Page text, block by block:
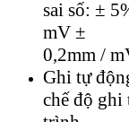
sai số: ±
mV ±
0,2mm /
Ghi tự
chế độ ghi